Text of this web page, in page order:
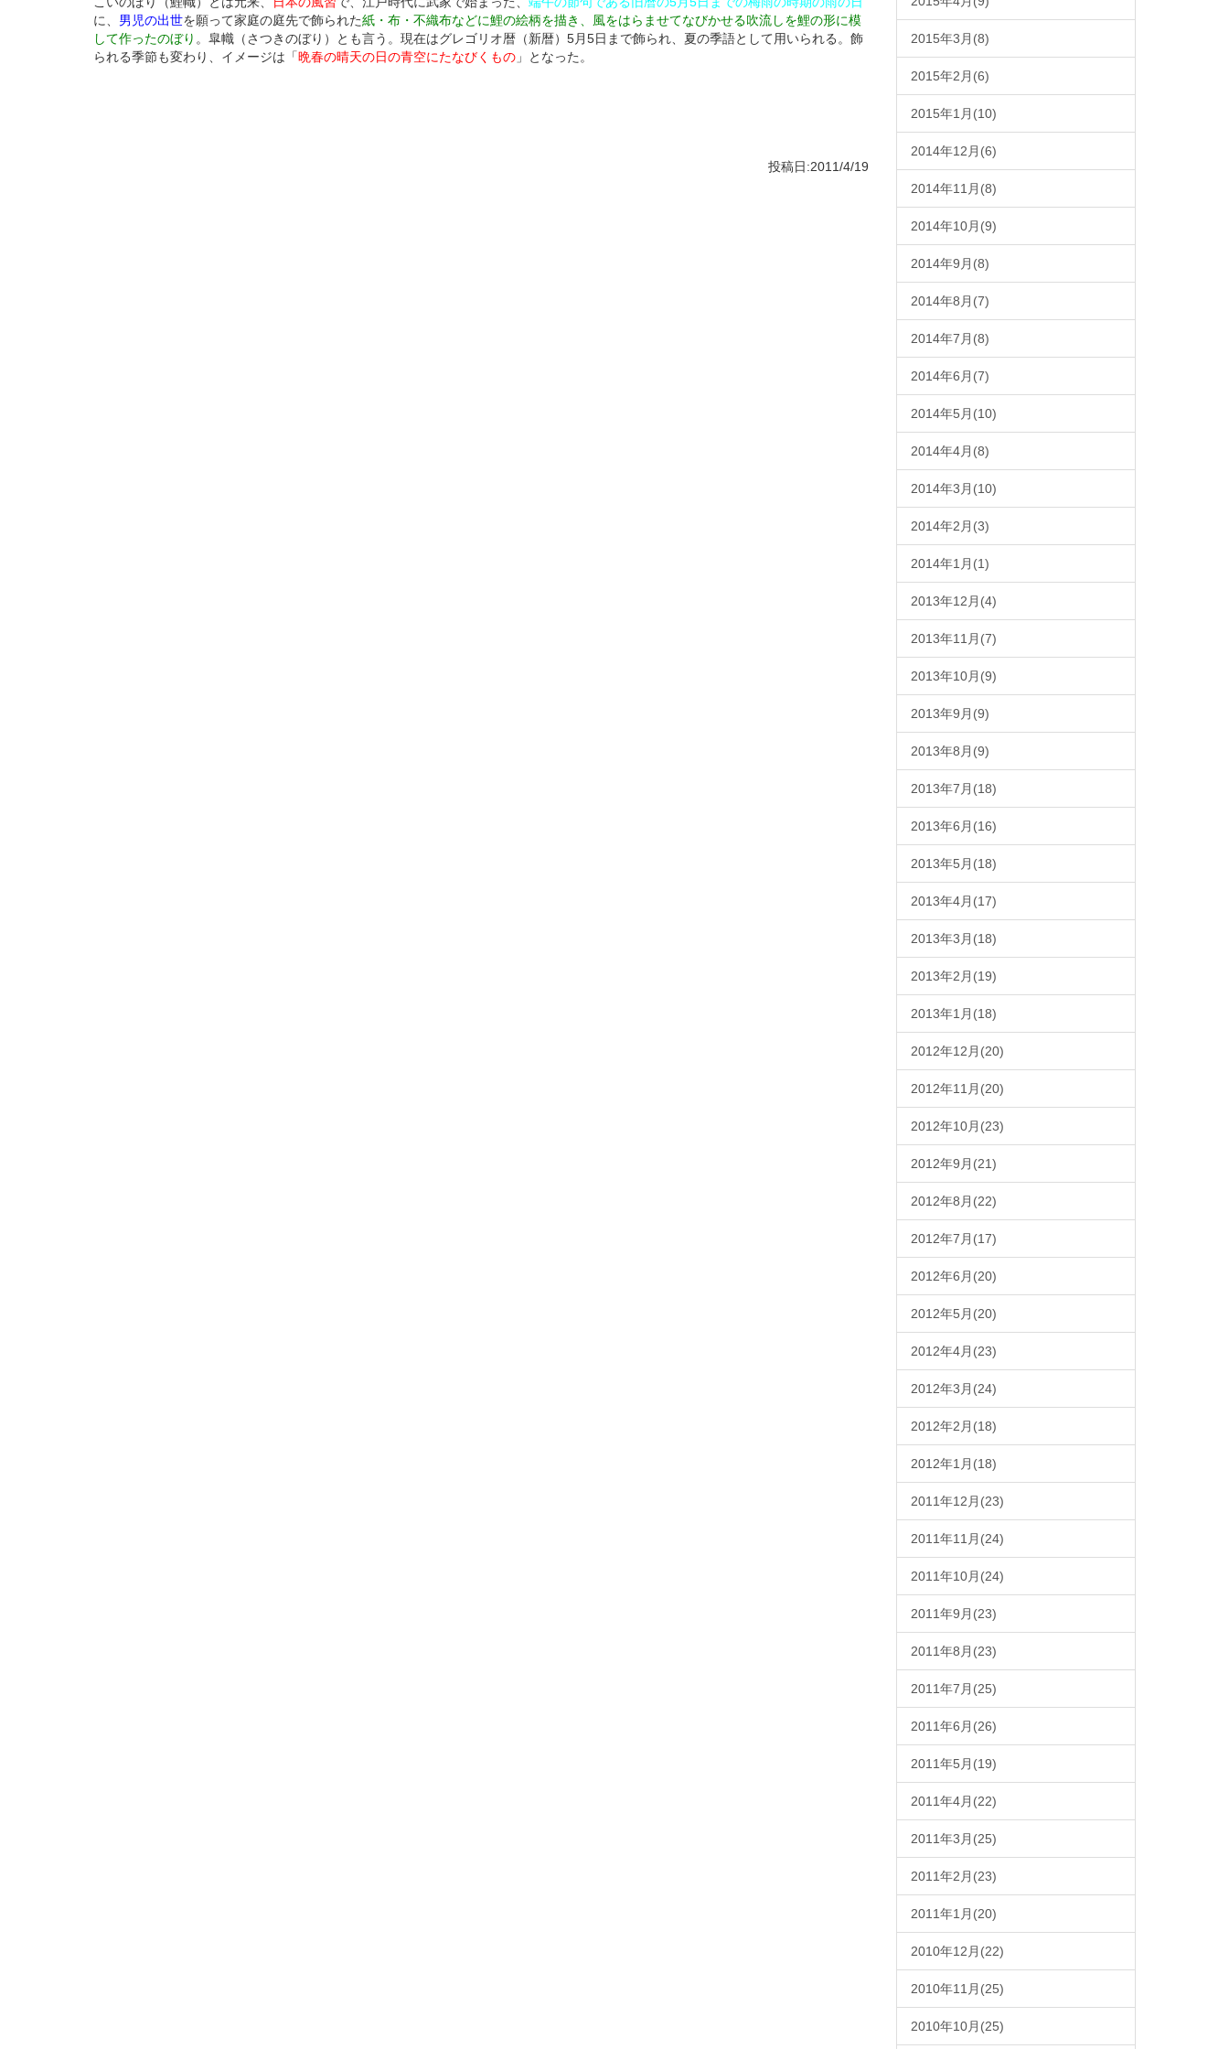
に、 男児の出世を願って家庭の庭先で飾られた紙・布・不織布などに鯉の絵柄を描き、風をはらませてなびかせる吹流しを鯉の形に模
して作ったのぼり 。皐幟（さつきのぼり）とも言う。現在はグレゴリオ暦（新暦）5月5日まで飾られ、夏の季語として用いられる。飾
られる季節も変わり、イメージは「晩春の晴天の日の青空にたなびくもの 」となった。
投稿日:2011/4/19
2015年3月(8)
2015年2月(6)
2015年1月(10)
2014年12月(6)
2014年11月(8)
2014年10月(9)
2014年9月(8)
2014年8月(7)
2014年7月(8)
2014年6月(7)
2014年5月(10)
2014年4月(8)
2014年3月(10)
2014年2月(3)
2014年1月(1)
2013年12月(4)
2013年11月(7)
2013年10月(9)
2013年9月(9)
2013年8月(9)
2013年7月(18)
2013年6月(16)
2013年5月(18)
2013年4月(17)
2013年3月(18)
2013年2月(19)
2013年1月(18)
2012年12月(20)
2012年11月(20)
2012年10月(23)
2012年9月(21)
2012年8月(22)
2012年7月(17)
2012年6月(20)
2012年5月(20)
2012年4月(23)
2012年3月(24)
2012年2月(18)
2012年1月(18)
2011年12月(23)
2011年11月(24)
2011年10月(24)
2011年9月(23)
2011年8月(23)
2011年7月(25)
2011年6月(26)
2011年5月(19)
2011年4月(22)
2011年3月(25)
2011年2月(23)
2011年1月(20)
2010年12月(22)
2010年11月(25)
2010年10月(25)